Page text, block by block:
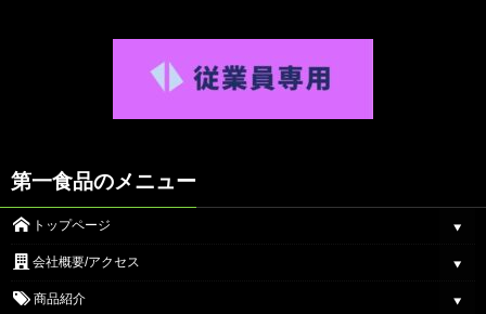
第一食品のメニュー
トップページ
会社概要/アクセス
商品紹介